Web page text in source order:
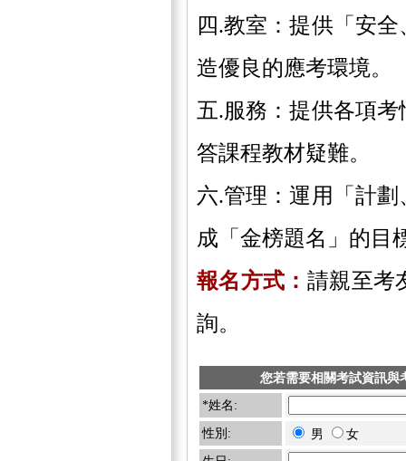
四.教室：提供「安
造優良的應考環境。
五.服務：提供各項
答課程教材疑難。
六.管理：運用「計
成「金榜題名」的目
報名方式： 請親至考
詢。
您若需要相關考試資訊與
*姓名:
性別:
男
女